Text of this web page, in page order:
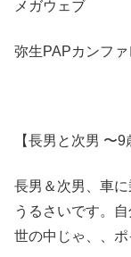
メガウェブ
弥生PAPカンファ
【長男と次男 〜
長男＆次男、車
うるさいです。
世の中じゃ、、ポ